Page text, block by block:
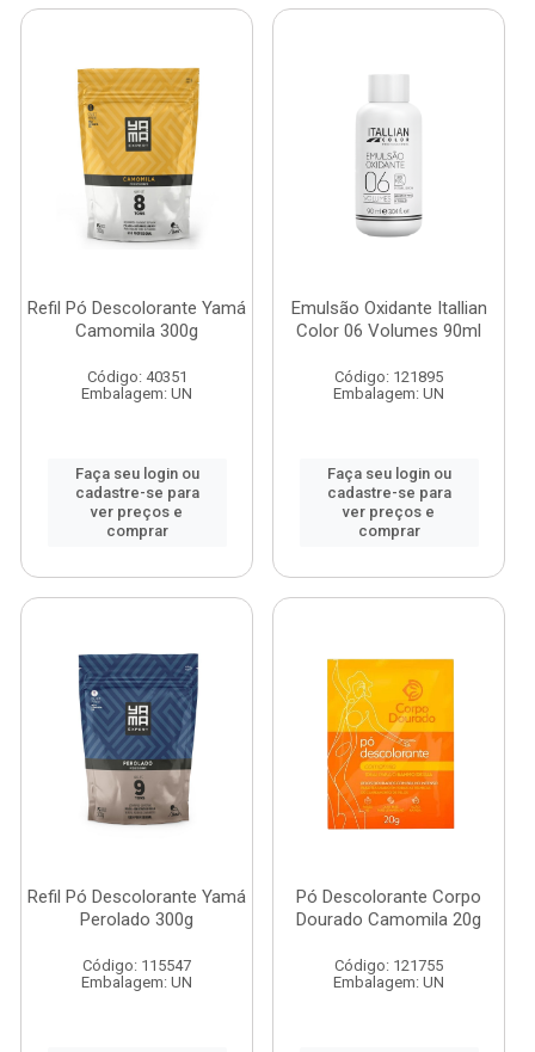
Refil Pó Descolorante Yamá
Camomila 300g
Código: 40351
Embalagem: UN
Faça seu login ou
cadastre-se para
ver preços e
comprar
Emulsão Oxidante Itallian
Color 06 Volumes 90ml
Código: 121895
Embalagem: UN
Faça seu login ou
cadastre-se para
ver preços e
comprar
Refil Pó Descolorante Yamá
Perolado 300g
Código: 115547
Embalagem: UN
Pó Descolorante Corpo
Dourado Camomila 20g
Código: 121755
Embalagem: UN